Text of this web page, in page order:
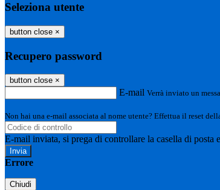
Seleziona utente
button close ×
Recupero password
button close ×
E-mail Verrà inviato un
Non hai una e-mail associata al nome utente? Effettua il reset
E-mail inviata, si prega di controllare la casella di posta
Errore
Chiudi